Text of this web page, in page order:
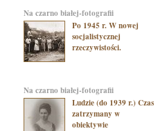
na czarno białej-fotografii
Po 1945 r. W nowej
socjalistycznej
rzeczywistości.
na czarno białej-fotografii
Ludzie (do 1939 r.) Czas
zatrzymany w
obiektywie